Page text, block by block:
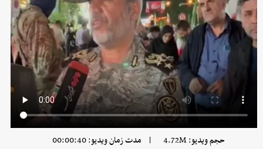
حجم ویدیو: 4.72M | مدت زمان ویدیو: 00:00:40